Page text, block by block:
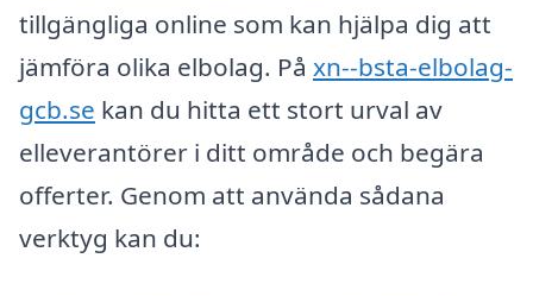
tillgängliga online som kan hjälpa dig att
jämföra olika elbolag. På xn--bsta-elbolag-
gcb.se kan du hitta ett stort urval av
elleverantörer i ditt område och begära
offerter. Genom att använda sådana
verktyg kan du: